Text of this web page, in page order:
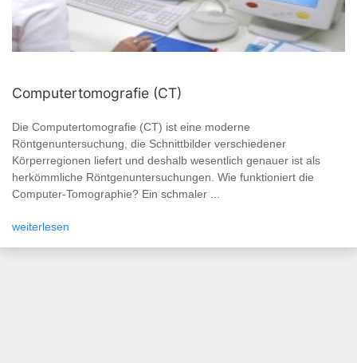
Computertomografie (CT)
Die Computertomografie (CT) ist eine moderne
Röntgenuntersuchung, die Schnittbilder verschiedener
Körperregionen liefert und deshalb wesentlich genauer ist als
herkömmliche Röntgenuntersuchungen. Wie funktioniert die
Computer-Tomographie? Ein schmaler ...
weiterlesen